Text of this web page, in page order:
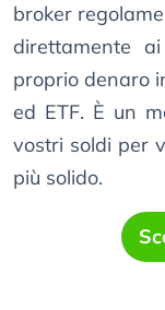
broker
direttamente
proprio denaro
ed ETF. È un
vostri soldi per
più solido.